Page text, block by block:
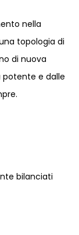
nella
topologia di
di nuova
potente e dalle
bilanciati